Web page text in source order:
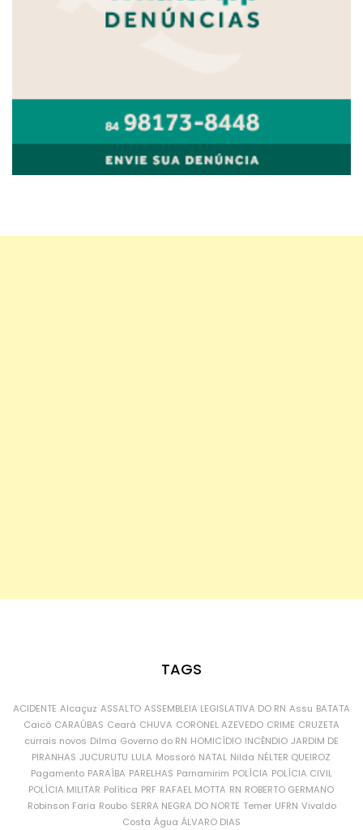
TAGS
ACIDENTE Alcaçuz ASSALTO ASSEMBLEIA LEGISLATIVA DO RN Assu BATATA
Caicó CARAÚBAS Ceará CHUVA CORONEL AZEVEDO CRIME CRUZETA
currais novos Dilma Governo do RN HOMICÍDIO INCÊNDIO JARDIM DE
PIRANHAS JUCURUTU LULA Mossoró NATAL Nilda NÉLTER QUEIROZ
Pagamento PARAÍBA PARELHAS Parnamirim POLÍCIA POLÍCIA CIVIL
POLÍCIA MILITAR Política PRF RAFAEL MOTTA RN ROBERTO GERMANO
Robinson Faria Roubo SERRA NEGRA DO NORTE Temer UFRN Vivaldo
Costa Água ÁLVARO DIAS